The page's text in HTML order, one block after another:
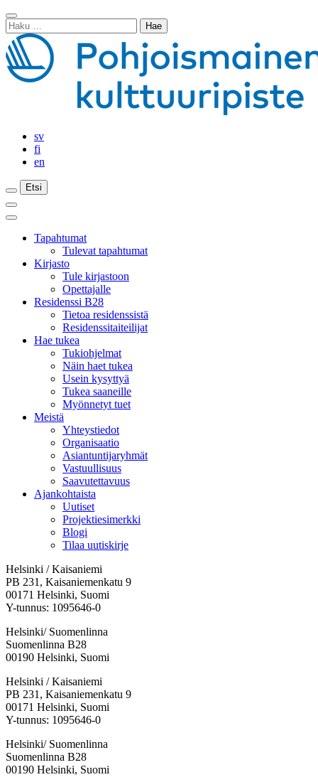
Siirry
sisältöön
Sulje
haku
Haku:
sv
fi
en
Etsi
Etsi
Etsi
Päävalikko
Sulje
päävalikkoTapahtumat
Tulevat tapahtumat
Kirjasto
Tule kirjastoon
Opettajalle
Residenssi B28
Tietoa residenssistä
Residenssitaiteilijat
Hae tukea
Tukiohjelmat
Näin haet tukea
Usein kysyttyä
Tukea saaneille
Myönnetyt tuet
Meistä
Yhteystiedot
Organisaatio
Asiantuntijaryhmät
Vastuullisuus
Saavutettavuus
Ajankohtaista
Uutiset
Projektiesimerkki
Blogi
Tilaa uutiskirje
Helsinki / Kaisaniemi
PB 231, Kaisaniemenkatu 9
00171 Helsinki, Suomi
Y-tunnus: 1095646-0
Helsinki/ Suomenlinna
Suomenlinna B28
00190 Helsinki, Suomi
Facebook:
Avataan
uuteen
välilehteen
Instagram:
Avataan
uuteen
välilehteen
TikTok:
Avataan
uuteen
välilehteen
Youtube:
Avataan
uuteen
välilehteen
Vimeo:
Avataan
uuteen
välilehteen
Helsinki / Kaisaniemi
PB 231, Kaisaniemenkatu 9
00171 Helsinki, Suomi
Y-tunnus: 1095646-0
Helsinki/ Suomenlinna
Suomenlinna B28
00190 Helsinki, Suomi